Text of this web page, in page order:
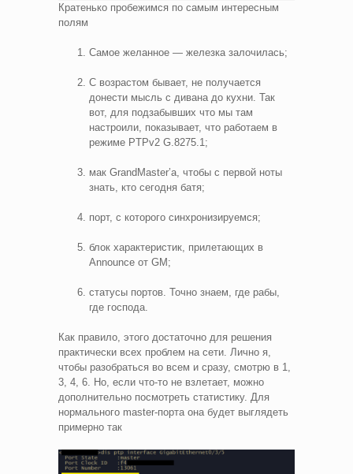
Кратенько пробежимся по самым интересным
полям
Самое желанное — железка залочилась;
С возрастом бывает, не получается
донести мысль с дивана до кухни. Так
вот, для подзабывших что мы там
настроили, показывает, что работаем в
режиме PTPv2 G.8275.1;
мак GrandMaster’а, чтобы с первой ноты
знать, кто сегодня батя;
порт, с которого синхронизируемся;
блок характеристик, прилетающих в
Announce от GM;
статусы портов. Точно знаем, где рабы,
где господа.
Как правило, этого достаточно для решения
практически всех проблем на сети. Лично я,
чтобы разобраться во всем и сразу, смотрю в 1,
3, 4, 6. Но, если что-то не взлетает, можно
дополнительно посмотреть статистику. Для
нормального master-порта она будет выглядеть
примерно так